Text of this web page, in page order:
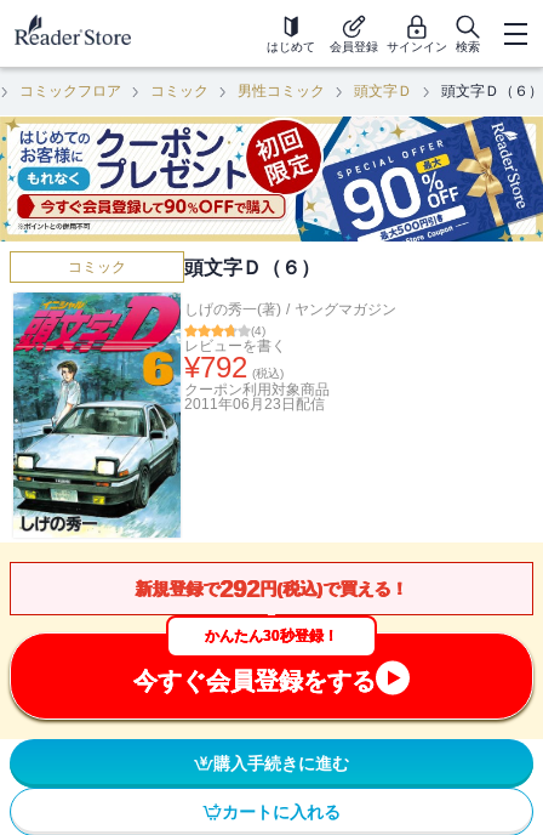
はじめて 会員登録 サインイン 検索
コミックフロア コミック 男性コミック 頭文字Ｄ 頭文字Ｄ（６）
コミック 頭文字Ｄ（６）
しげの秀一(著) / ヤングマガジン
(4)
レビューを書く
¥792 (税込)
クーポン利用対象商品
2011年06月23日 配信
新規登録で292円(税込)で買える！
かんたん30秒登録！
今すぐ会員登録をする
購入手続きに進む
カートに入れる